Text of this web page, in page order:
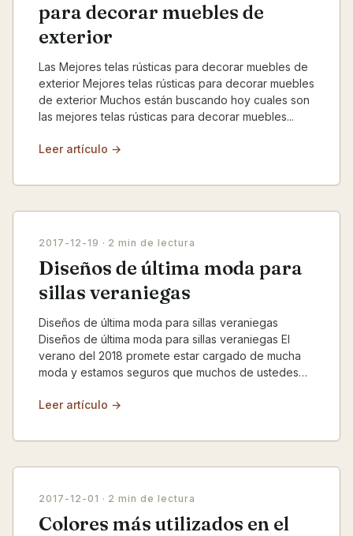
para decorar muebles de
exterior
Las Mejores telas rústicas para decorar muebles de
exterior Mejores telas rústicas para decorar muebles
de exterior Muchos están buscando hoy cuales son
las mejores telas rústicas para decorar muebles...
Leer artículo →
2017-12-19 · 2 min de lectura
Diseños de última moda para
sillas veraniegas
Diseños de última moda para sillas veraniegas
Diseños de última moda para sillas veraniegas El
verano del 2018 promete estar cargado de mucha
moda y estamos seguros que muchos de ustedes
Leer artículo →
2017-12-01 · 2 min de lectura
Colores más utilizados en el